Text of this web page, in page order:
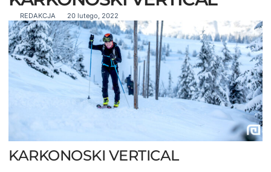
REDAKCJA 20 lutego, 2022
KARKONOSKI VERTICAL